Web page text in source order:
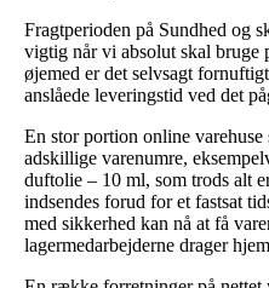
Fragtperioden på Sundhed og
vigtig når vi absolut skal bruge
øjemed er det selvsagt
anslåede leveringstid ved det
En stor portion online
adskillige varenumre,
duftolie – 10 ml, som trods alt
indsendes forud for et fastsat
med sikkerhed kan nå at få
lagermedarbejderne drager